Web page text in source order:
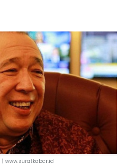
| www.suratkabar.id